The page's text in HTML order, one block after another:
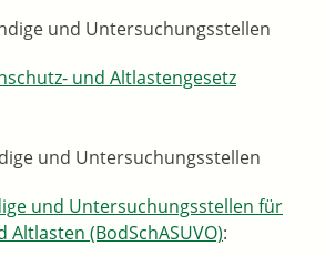
und Untersuchungsstellen
und Altlastengesetz
und Untersuchungsstellen
und Untersuchungsstellen für
Altlasten (BodSchASUVO):